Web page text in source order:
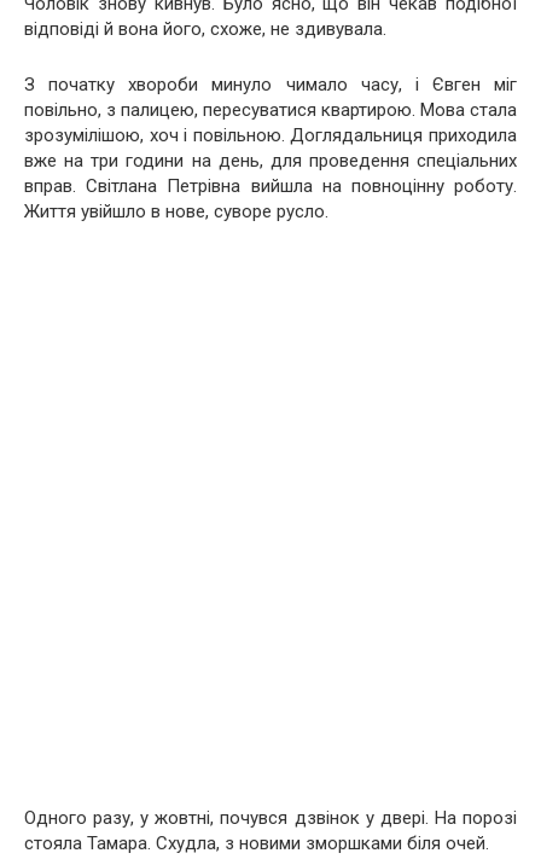
відповіді й вона його, схоже, не здивувала.
З початку хвороби минуло чимало часу, і Євген міг
повільно, з палицею, пересуватися квартирою. Мова стала
зрозумілішою, хоч і повільною. Доглядальниця приходила
вже на три години на день, для проведення спеціальних
вправ. Світлана Петрівна вийшла на повноцінну роботу.
Життя увійшло в нове, суворе русло.
Одного разу, у жовтні, почувся дзвінок у двері. На порозі
стояла Тамара. Схудла, з новими зморшками біля очей.